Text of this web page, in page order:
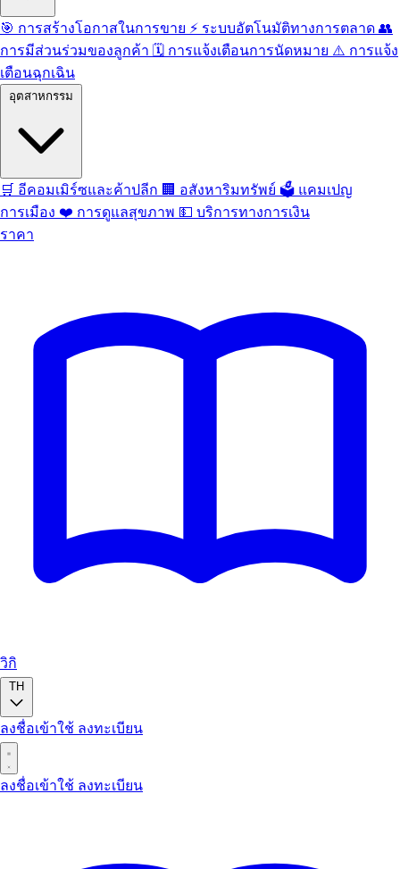
🎯 การสร้างโอกาสในการขาย ⚡️ ระบบอัตโนมัติทางการตลาด👥
การมีส่วนร่วมของลูกค้า 🗓️ การแจ้งเตือนการนัดหมาย ⚠️ การแจ้ง
เตือนฉุกเฉิน
อุตสาหกรรม
🛒 อีคอมเมิร์ซและค้าปลีก 🏢 อสังหาริมทรัพย์ 🗳️ แคมเปญ
การเมือง ❤️ การดูแลสุขภาพ 💵 บริการทางการเงิน
ราคา
วิกิ
TH
ลงชื่อเข้าใช้ ลงทะเบียน
ลงชื่อเข้าใช้ ลงทะเบียน